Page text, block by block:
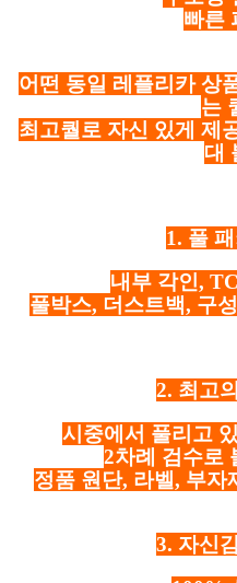
빠른
어떤 동일 레플리카 상
는
최고퀄로 자신 있게 제
대
1. 풀
내부 각인,
풀박스, 더스트백, 구
2. 최고
시중에서 풀리고
2차례 검수로
정품 원단, 라벨, 부자
3. 자신